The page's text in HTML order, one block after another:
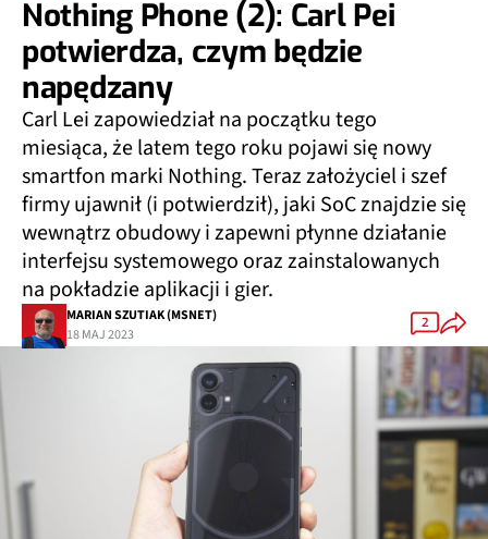
Nothing Phone (2): Carl Pei
potwierdza, czym będzie
napędzany
Carl Lei zapowiedział na początku tego
miesiąca, że latem tego roku pojawi się nowy
smartfon marki Nothing. Teraz założyciel i szef
firmy ujawnił (i potwierdził), jaki SoC znajdzie się
wewnątrz obudowy i zapewni płynne działanie
interfejsu systemowego oraz zainstalowanych
na pokładzie aplikacji i gier.
MARIAN SZUTIAK (MSNET)
18 MAJ 2023
2